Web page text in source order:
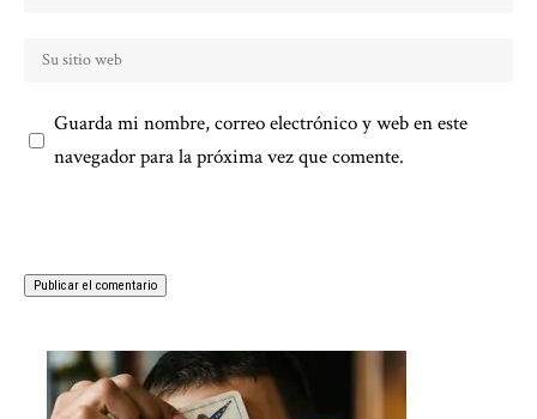
Guarda mi nombre, correo electrónico y web en este
navegador para la próxima vez que comente.